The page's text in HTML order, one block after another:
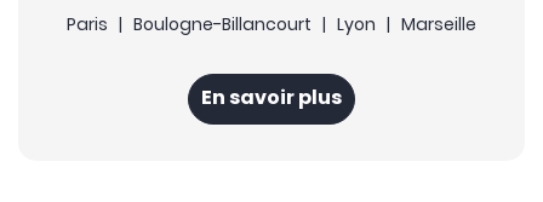
Paris | Boulogne-Billancourt | Lyon | Marseille
En savoir plus